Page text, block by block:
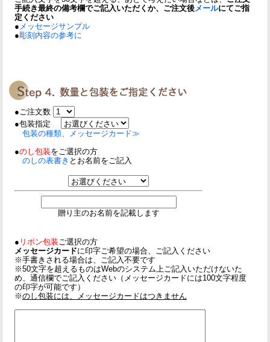
手続き最終の備考欄でご記入いただくか、ご注文後 メールにてご指
定ください
● メッセージサンプル
●彫刻内容の参考に
●ご注文数
●包装指定
包装の種類、メッセージカード≫
●のし包装をご選択の方
のしの表書き とお名前をご記入
贈り主のお名前を記載します
● リボン包装 ご選択の方
メッセージカードに印字ご希望の場合、ご記入ください
※手書きされる場合は、ご記入不要です
※50文字を超えるものはWebのシステム上ご記入いただけないた
め、通信欄でご記入ください（メッセージカードには100文字程度
の印字が可能です）
※のし包装には、メッセージカードはつきません